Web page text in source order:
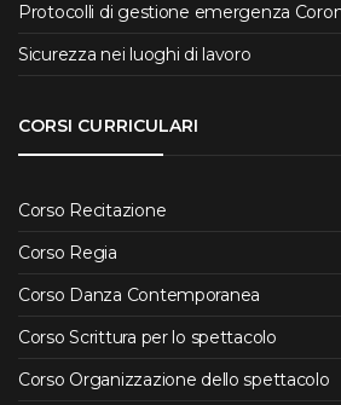
Protocolli di gestione emergenza
Sicurezza nei luoghi di lavoro
CORSI CURRICULARI
Corso Recitazione
Corso Regia
Corso Danza Contemporanea
Corso Scrittura per lo spettacolo
Corso Organizzazione dello spettacolo